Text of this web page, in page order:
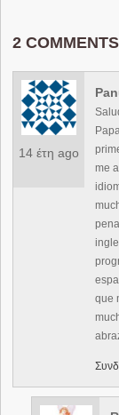
2 COMMENTS
14 έτη ago
me
que